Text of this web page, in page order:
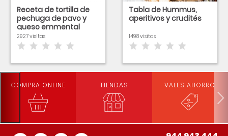
Receta de tortilla de
pechuga de pavo y
queso emmental
2927 visitas
Tabla de Hummus,
aperitivos y crudités
1498 visitas
COMPRA ONLINE TIENDAS VALES AHORRO